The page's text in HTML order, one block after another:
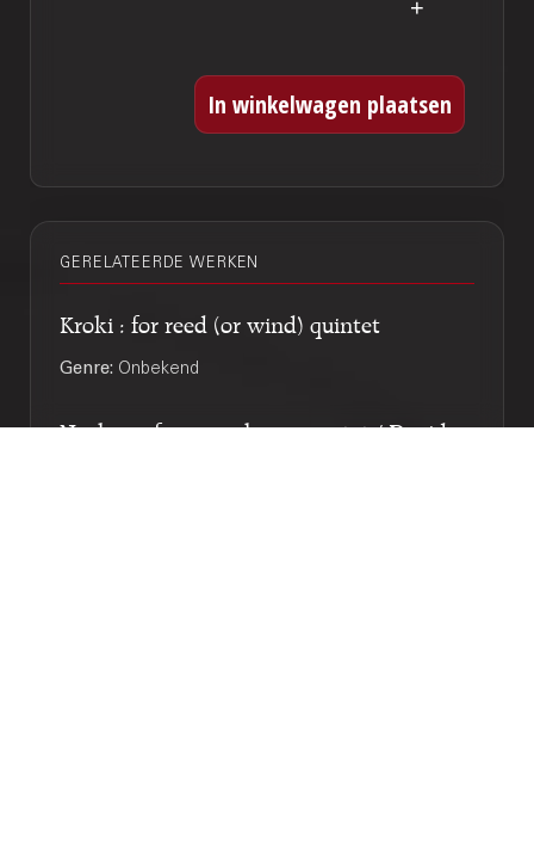
GERELATEERDE WERKEN
Kroki : for reed (or wind) quintet
Genre: Onbekend
Nucleus : for saxophone quartet / David